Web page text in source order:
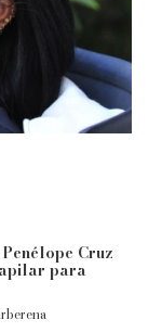
Cruz
para